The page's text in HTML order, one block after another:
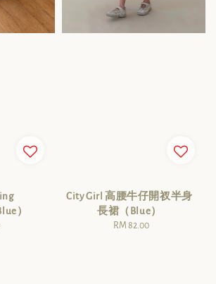
）
City Girl 高腰牛仔開衩半身
長裙（Blue）
Regular
RM 82.00